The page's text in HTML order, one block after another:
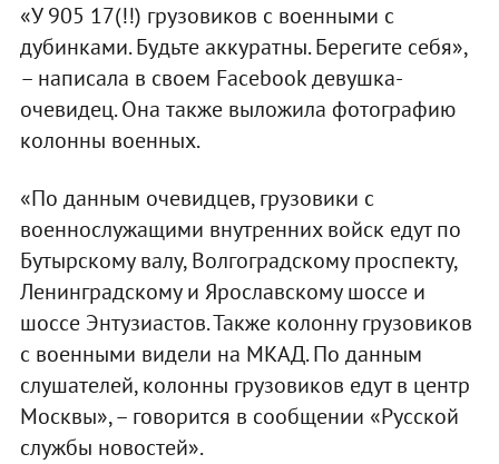
«У 905 17(!!) грузовиков с военными с
дубинками. Будьте аккуратны. Берегите себя»,
– написала в своем Facebook девушка-
очевидец. Она также выложила фотографию
колонны военных.
«По данным очевидцев, грузовики с
военнослужащими внутренних войск едут по
Бутырскому валу, Волгоградскому проспекту,
Ленинградскому и Ярославскому шоссе и
шоссе Энтузиастов. Также колонну грузовиков
с военными видели на МКАД. По данным
слушателей, колонны грузовиков едут в центр
Москвы», – говорится в сообщении «Русской
службы новостей».